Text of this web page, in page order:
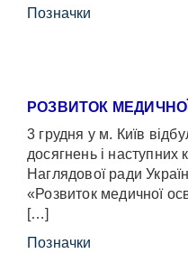
Позначки
РОЗВИТОК
3 грудня у м. Київ
досягнень і наступних
Наглядової ради
«Розвиток медичної
[…]
Позначки